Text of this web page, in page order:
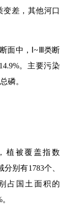
变差，其他河口
面中，Ⅰ~Ⅲ类断
。主要污染
磷。
植被覆盖指数
分别有1783个、
占国土面积的